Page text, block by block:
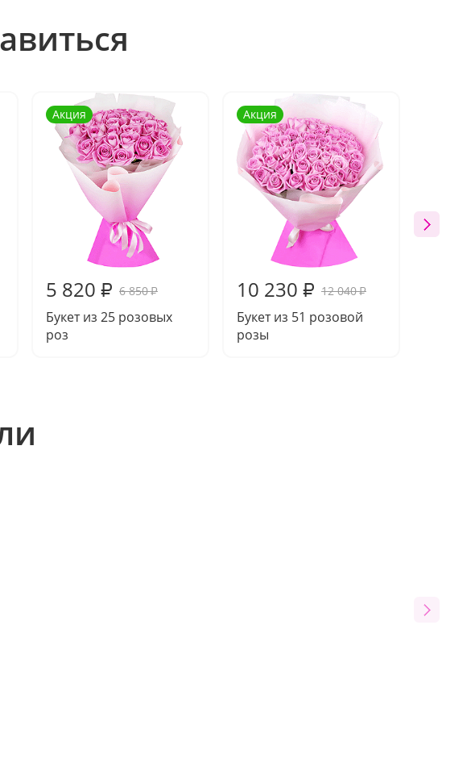
Акция
5 820 ₽ 6 850₽
Букет из 25 розовых
роз
Акция
10 230 ₽ 12 040₽
Букет из 51 розовой
розы